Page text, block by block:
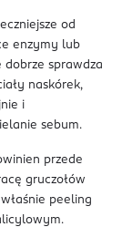
od
enzymy lub
dobrze sprawdza
naskórek,
i
sebum.
przede
gruczołów
peeling